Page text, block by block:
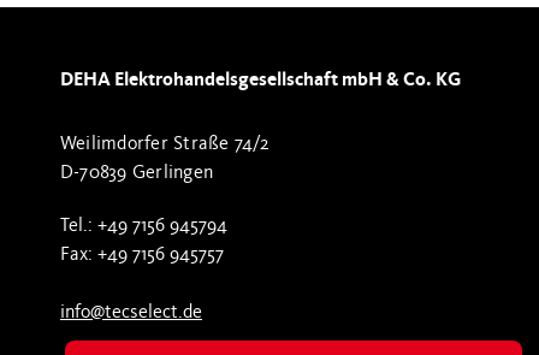
DEHA Elektrohandelsgesellschaft mbH & Co. KG
Weilimdorfer Straße 74/2
D-70839 Gerlingen
Tel.: +49 7156 945794
Fax: +49 7156 945757
info@tecselect.de